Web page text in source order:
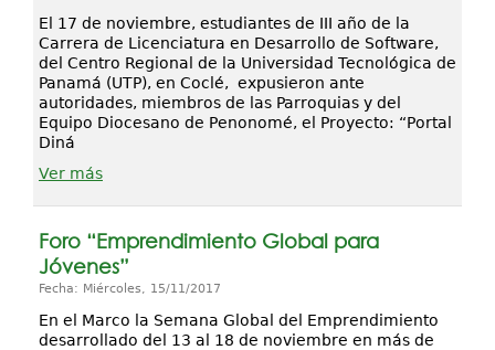
El 17 de noviembre, estudiantes de III año de la
Carrera de Licenciatura en Desarrollo de Software,
del Centro Regional de la Universidad Tecnológica de
Panamá (UTP), en Coclé, expusieron ante
autoridades, miembros de las Parroquias y del
Equipo Diocesano de Penonomé, el Proyecto: “Portal
Diná
Ver más
Foro “Emprendimiento Global para
Jóvenes”
Fecha: Miércoles, 15/11/2017
En el Marco la Semana Global del Emprendimiento
desarrollado del 13 al 18 de noviembre en más de